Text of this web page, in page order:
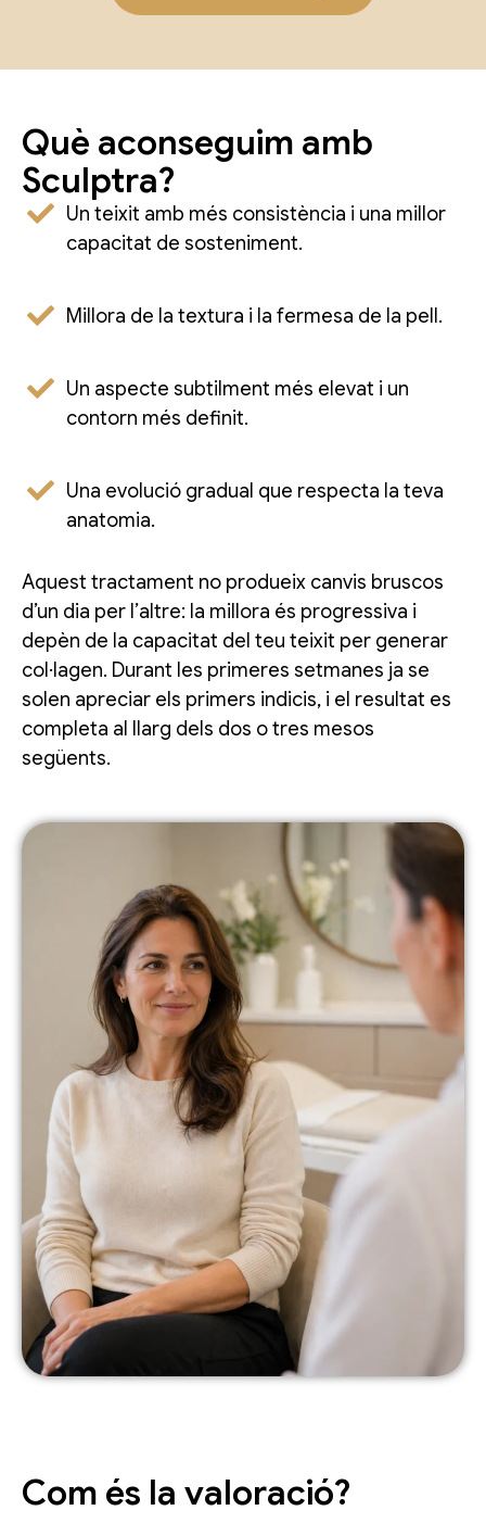
Què aconseguim amb
Sculptra?
Un teixit amb més consistència i una millor
capacitat de sosteniment.
Millora de la textura i la fermesa de la pell.
Un aspecte subtilment més elevat i un
contorn més definit.
Una evolució gradual que respecta la teva
anatomia.
Aquest tractament no produeix canvis bruscos
d’un dia per l’altre: la millora és progressiva i
depèn de la capacitat del teu teixit per generar
col·lagen. Durant les primeres setmanes ja se
solen apreciar els primers indicis, i el resultat es
completa al llarg dels dos o tres mesos
següents.
Com és la valoració?